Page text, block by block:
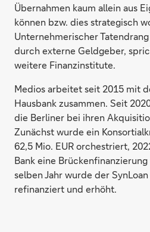
Übernahmen kaum allein aus
können bzw. dies strategisch
Unternehmerischer
durch externe Geldgeber,
weitere Finanzinstitute.
Medios arbeitet seit 2015 mit
Hausbank zusammen. Seit
die Berliner bei ihren
Zunächst wurde ein
62,5 Mio. EUR orchestriert,
Bank eine
selben Jahr wurde der
refinanziert und erhöht.